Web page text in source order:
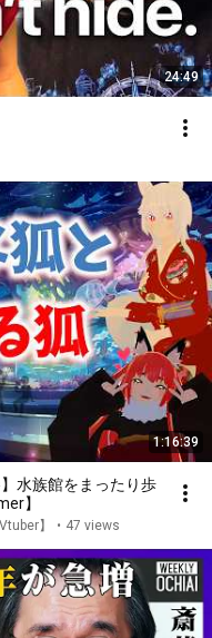
24:49
1:16:39
水族館をまったり歩
】
】 • 47 views